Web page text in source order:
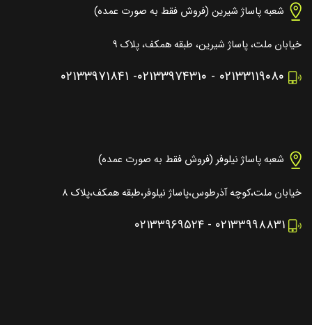
شعبه پاساژ شیرین (فروش فقط به صورت عمده)
خیابان ملت، پاساژ شیرین، طبقه همکف، پلاک ۹
۰۲۱۳۳۱۱۹۰۸۰ - ۰۲۱۳۳۹۷۴۳۱۰- ۰۲۱۳۳۹۷۱۸۴۱
شعبه پاساژ نیلوفر (فروش فقط به صورت عمده)
خیابان ملت،کوچه آذرطوس،پاساژ نیلوفر،طبقه همکف،پلاک ۸
۰۲۱۳۳۹۹۸۸۳۱ - ۰۲۱۳۳۹۶۹۵۲۴